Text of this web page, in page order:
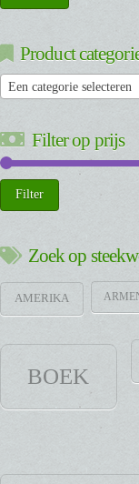
Product
Een categorie selecteren
Filter op prijs
Min.
prijs
Max.
prijs
Filter
Zoek op
AMERIKA
BOEK